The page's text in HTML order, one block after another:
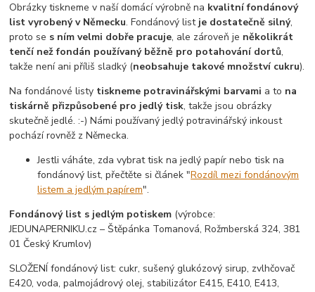
Obrázky tiskneme v naší domácí výrobně na kvalitní fondánový
list vyrobený v Německu. Fondánový list je dostatečně silný,
proto se s ním velmi dobře pracuje, ale zároveň je několikrát
tenčí než fondán používaný běžně pro potahování dortů,
takže není ani příliš sladký (neobsahuje takové množství cukru).
Na fondánové listy tiskneme potravinářskými barvami a to na
tiskárně přizpůsobené pro jedlý tisk, takže jsou obrázky
skutečně jedlé. :-) Námi používaný jedlý potravinářský inkoust
pochází rovněž z Německa.
Jestli váháte, zda vybrat tisk na jedlý papír nebo tisk na
fondánový list, přečtěte si článek "Rozdíl mezi fondánovým
listem a jedlým papírem".
Fondánový list s jedlým potiskem (výrobce:
JEDUNAPERNIKU.cz – Štěpánka Tomanová, Rožmberská 324, 381
01 Český Krumlov)
SLOŽENÍ fondánový list: cukr, sušený glukózový sirup, zvlhčovač
E420, voda, palmojádrový olej, stabilizátor E415, E410, E413,